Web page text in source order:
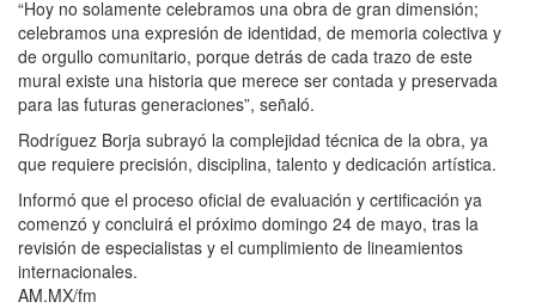
“Hoy no solamente celebramos una obra de gran dimensión;
celebramos una expresión de identidad, de memoria colectiva y
de orgullo comunitario, porque detrás de cada trazo de este
mural existe una historia que merece ser contada y preservada
para las futuras generaciones”, señaló.
Rodríguez Borja subrayó la complejidad técnica de la obra, ya
que requiere precisión, disciplina, talento y dedicación artística.
Informó que el proceso oficial de evaluación y certificación ya
comenzó y concluirá el próximo domingo 24 de mayo, tras la
revisión de especialistas y el cumplimiento de lineamientos
internacionales.
AM.MX/fm